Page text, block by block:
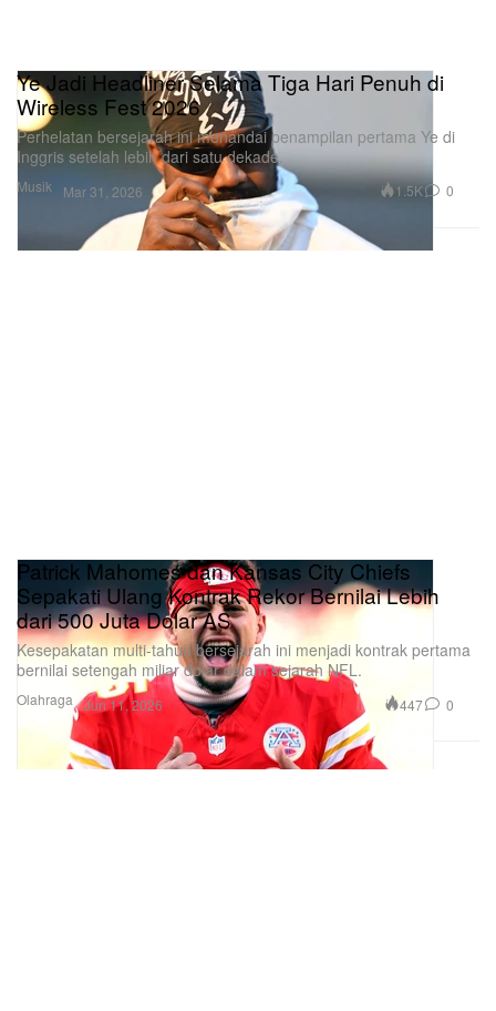
Musik
Ye Jadi Headliner Selama Tiga Hari Penuh di
Wireless Fest 2026
Perhelatan bersejarah ini menandai penampilan pertama Ye di
Inggris setelah lebih dari satu dekade.
Mar 31, 2026 1.5K 0
Olahraga
Patrick Mahomes dan Kansas City Chiefs
Sepakati Ulang Kontrak Rekor Bernilai Lebih
dari 500 Juta Dolar AS
Kesepakatan multi-tahun bersejarah ini menjadi kontrak pertama
bernilai setengah miliar dolar dalam sejarah NFL.
Jun 11, 2026 447 0